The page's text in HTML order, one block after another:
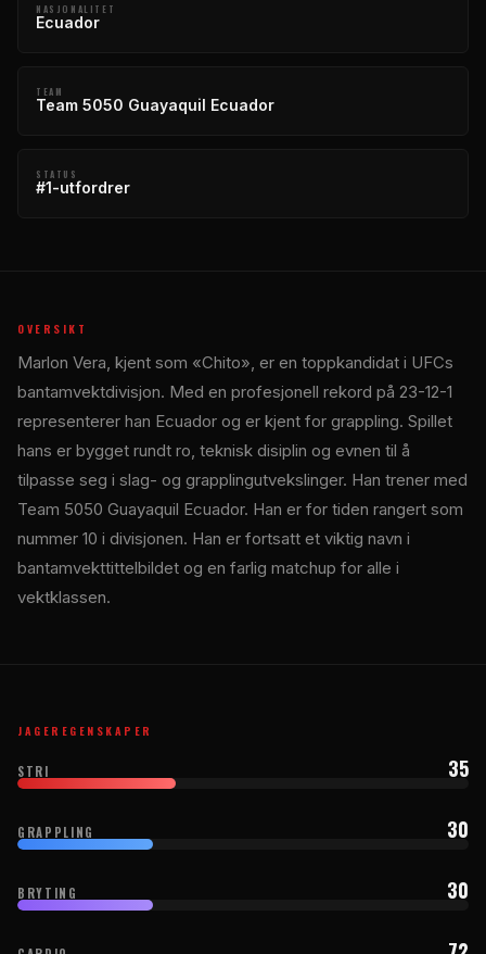
NASJONALITET
Ecuador
TEAM
Team 5050 Guayaquil Ecuador
STATUS
#1-utfordrer
OVERSIKT
Marlon Vera, kjent som «Chito», er en toppkandidat i UFCs
bantamvektdivisjon. Med en profesjonell rekord på 23-12-1
representerer han Ecuador og er kjent for grappling. Spillet
hans er bygget rundt ro, teknisk disiplin og evnen til å
tilpasse seg i slag- og grapplingutvekslinger. Han trener med
Team 5050 Guayaquil Ecuador. Han er for tiden rangert som
nummer 10 i divisjonen. Han er fortsatt et viktig navn i
bantamvekttittelbildet og en farlig matchup for alle i
vektklassen.
JAGEREGENSKAPER
STRI 35
GRAPPLING 30
BRYTING 30